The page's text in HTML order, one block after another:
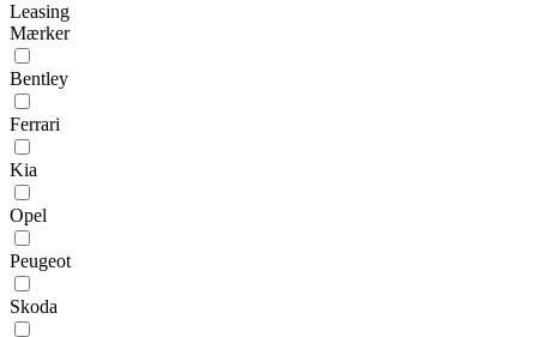
Leasing
Mærker
Bentley
Ferrari
Kia
Opel
Peugeot
Skoda